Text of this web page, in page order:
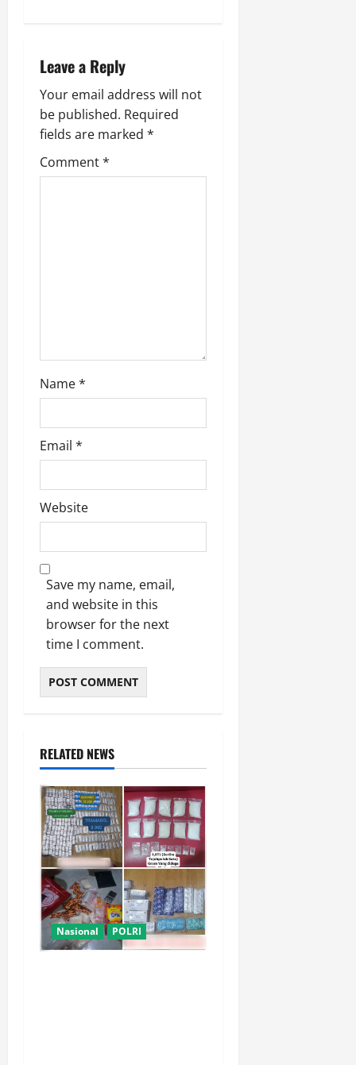
g
a
t
i
Leave a Reply
Your email address will not
be published. Required
fields are marked *
Comment*
Name*
Email *
Website
Save my name, email,
and website in this
browser for the next
time I comment.
RELATED NEWS
Nasional POLRI